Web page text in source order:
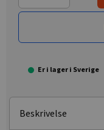
Er i lager i Sverige
Beskrivelse